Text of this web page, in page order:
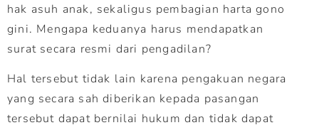
hak asuh anak, sekaligus pembagian harta gono
gini. Mengapa keduanya harus mendapatkan
surat secara resmi dari pengadilan?
Hal tersebut tidak lain karena pengakuan negara
yang secara sah diberikan kepada pasangan
tersebut dapat bernilai hukum dan tidak dapat